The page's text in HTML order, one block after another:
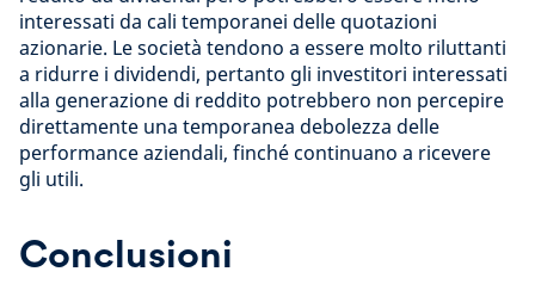
interessati da cali temporanei delle quotazioni
azionarie. Le società tendono a essere molto riluttanti
a ridurre i dividendi, pertanto gli investitori interessati
alla generazione di reddito potrebbero non percepire
direttamente una temporanea debolezza delle
performance aziendali, finché continuano a ricevere
gli utili.
Conclusioni